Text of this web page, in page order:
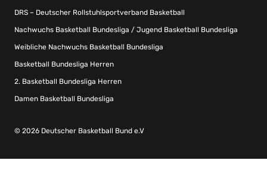
DRS – Deutscher Rollstuhlsportverband Basketball
Nachwuchs Basketball Bundesliga / Jugend Basketball Bundesliga
Weibliche Nachwuchs Basketball Bundesliga
Basketball Bundesliga Herren
2. Basketball Bundesliga Herren
Damen Basketball Bundesliga
© 2026 Deutscher Basketball Bund e.V